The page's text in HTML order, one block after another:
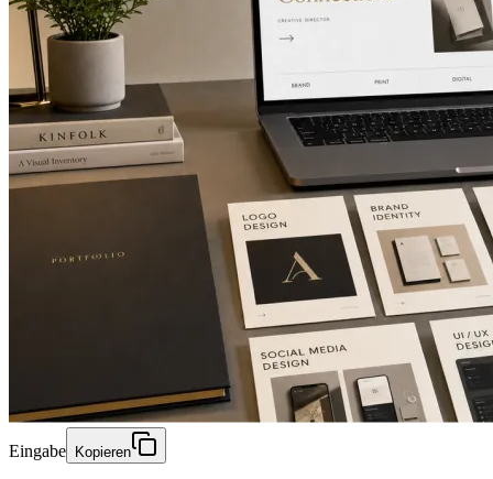
Eingabe Kopieren